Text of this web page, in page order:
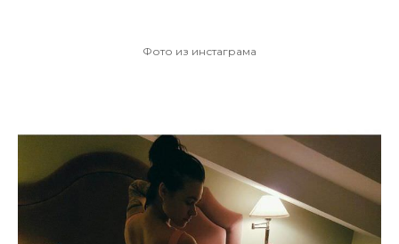
Фото из инстаграма